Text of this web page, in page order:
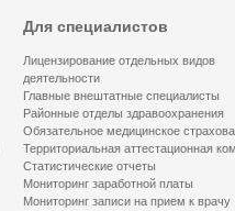
Для специалистов
Лицензирование отдельных видов
деятельности
Главные внештатные специалисты
Районные отделы здравоохранения
Обязательное медицинское
Территориальная аттестационная
Статистические отчеты
Мониторинг заработной платы
Мониторинг записи на прием к врачу